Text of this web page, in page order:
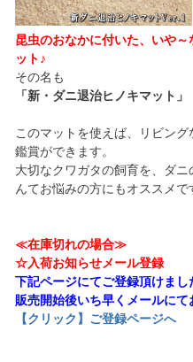
昆虫のおなかに付いた、いや
ット♪
その名も
「新・ダニ退治ヒノキマット」
このマットを使えば、リビング
鑑賞ができます。
大切なクワガタの飼育を、ダ
んてお悩みの方にもオススメで
≪在庫切れの場合≫
☆入荷お知らせメール登録
下記ページにてご登録頂けまし
販売開始後いち早くメールにて
【クリック】ご登録ページへ